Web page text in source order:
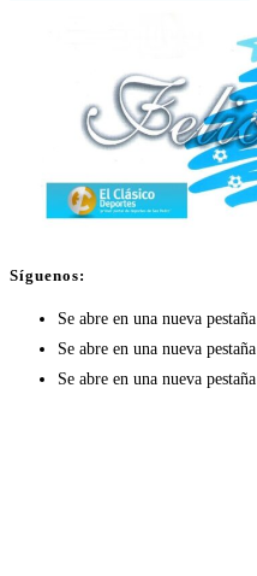
Síguenos:
Se abre en una nueva pestaña
Se abre en una nueva pestaña
Se abre en una nueva pestaña